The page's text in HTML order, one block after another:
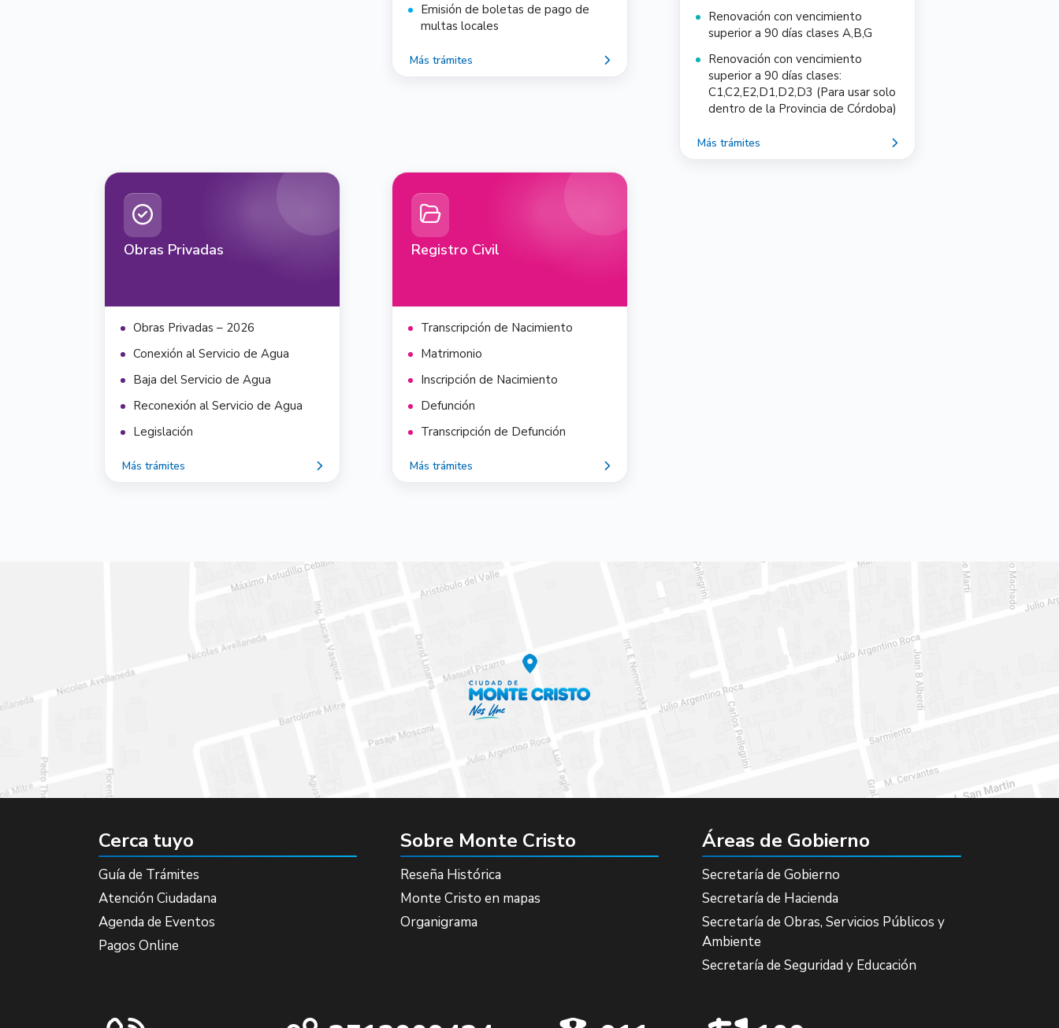
Emisión de boletas de pago de
multas locales
Más trámites
Renovación con vencimiento
superior a 90 días clases A,B,G
Renovación con vencimiento
superior a 90 días clases:
C1,C2,E2,D1,D2,D3 (Para usar solo
dentro de la Provincia de Córdoba)
Más trámites
Obras Privadas
Obras Privadas – 2026
Conexión al Servicio de Agua
Baja del Servicio de Agua
Reconexión al Servicio de Agua
Legislación
Más trámites
Registro Civil
Transcripción de Nacimiento
Matrimonio
Inscripción de Nacimiento
Defunción
Transcripción de Defunción
Más trámites
Cerca tuyo
Guía de Trámites
Atención Ciudadana
Agenda de Eventos
Pagos Online
Sobre Monte Cristo
Reseña Histórica
Monte Cristo en mapas
Organigrama
Áreas de Gobierno
Secretaría de Gobierno
Secretaría de Hacienda
Secretaría de Obras, Servicios Públicos y
Ambiente
Secretaría de Seguridad y Educación